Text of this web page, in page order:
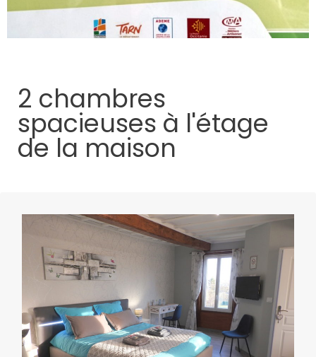
2 chambres
spacieuses à l'étage
de la maison